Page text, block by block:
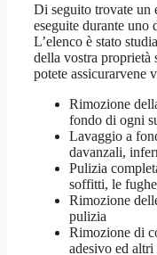
Di seguito trovate un
eseguite durante
L’elenco è stato
della vostra proprietà
potete assicurarvene
Rimozione
fondo di ogni
Lavaggio a
davanzali,
Pulizia
soffitti, le
Rimozione
pulizia
Rimozione di
adesivo ed